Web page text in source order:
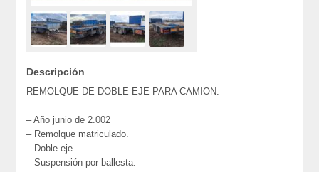
Descripción
REMOLQUE DE DOBLE EJE PARA CAMION.
– Año junio de 2.002
– Remolque matriculado.
– Doble eje.
– Suspensión por ballesta.